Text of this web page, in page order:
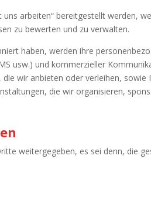
arbeiten“ bereitgestellt werden,
zu bewerten und zu verwalten.
haben, werden ihre
usw.) und kommerzieller
wir anbieten oder verleihen,
die wir organisieren,
weitergegeben, es sei denn, die